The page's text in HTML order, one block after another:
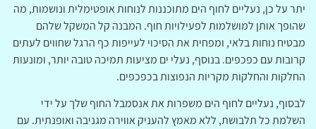
יתר על כן, נעליים לחוף הים מתוכננות לנוחות אופטימלית ונושמות, מה
שהופך אותן למושלמות לפעילויות חוף. המבנה קל המשקל שלהם
מבטיח נוחות בלאי, ומפחית את הסיכוי לעייפות כף הרגל שחווים לעתים
קרובות עם כפכפים. בנוסף, נעלי ים מציעות תמיכה טובה יותר, ומונעות
החלקות והחלקות מקריות הנפוצות בכפכפים.
לבסוף, נעליים לחוף הים משפרות את אנסמבל החוף שלך על ידי
השלמת כל תלבושת, ללא מאמץ להעניק אווירה מגניבה ואופנתית. עם